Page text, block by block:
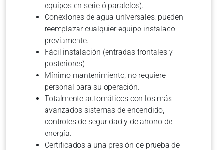
equipos en serie ó paralelos).
Conexiones de agua universales; pueden
reemplazar cualquier equipo instalado
previamente.
Fácil instalación (entradas frontales y
posteriores)
Mínimo mantenimiento, no requiere
personal para su operación.
Totalmente automáticos con los más
avanzados sistemas de encendido,
controles de seguridad y de ahorro de
energía.
Certificados a una presión de prueba de